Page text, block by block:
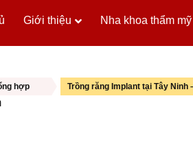
Giới thiệu Nha khoa thẩm mỹ
hợp Trồng răng Implant tại Tây Ninh